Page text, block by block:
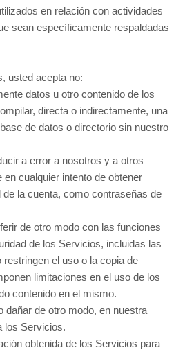
en relación con actividades
sean específicamente respaldadas
usted acepta no:
datos u otro contenido de los
directa o indirectamente, una
de datos o directorio sin nuestro
a error a nosotros y a otros
cualquier intento de obtener
la cuenta, como contraseñas de
de otro modo con las funciones
de los Servicios, incluidas las
el uso o la copia de
limitaciones en el uso de los
contenido en el mismo.
dañar de otro modo, en nuestra
los Servicios.
obtenida de los Servicios para